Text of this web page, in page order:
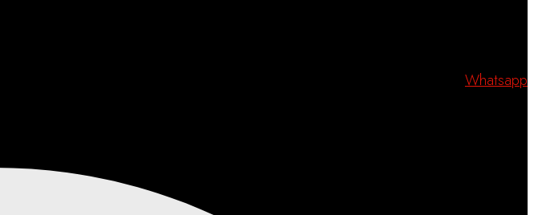
Whatsapp